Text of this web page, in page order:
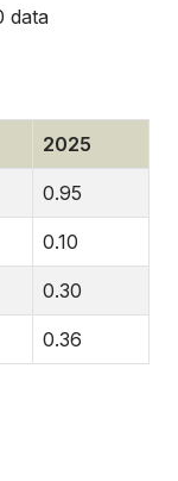
data
2025
0.95
0.10
0.30
0.36